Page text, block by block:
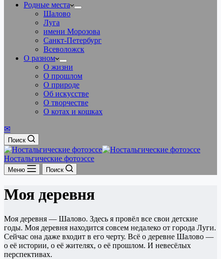
Родные места
Шалово
Луга
имени Морозова
Санкт-Петербург
Всеволожск
О разном
О жизни
О прошлом
О природе
Об искусстве
О творчестве
О котах и кошках
✉
Поиск
Ностальгические фотоэссе
Меню Поиск
Моя деревня
Моя деревня — Шалово. Здесь я провёл все свои детские
годы. Моя деревня находится совсем недалеко от города Луги.
Сейчас она даже входит в его черту. Всё о деревне Шалово —
о её истории, о её жителях, о её прошлом. И невесёлых
перспективах.